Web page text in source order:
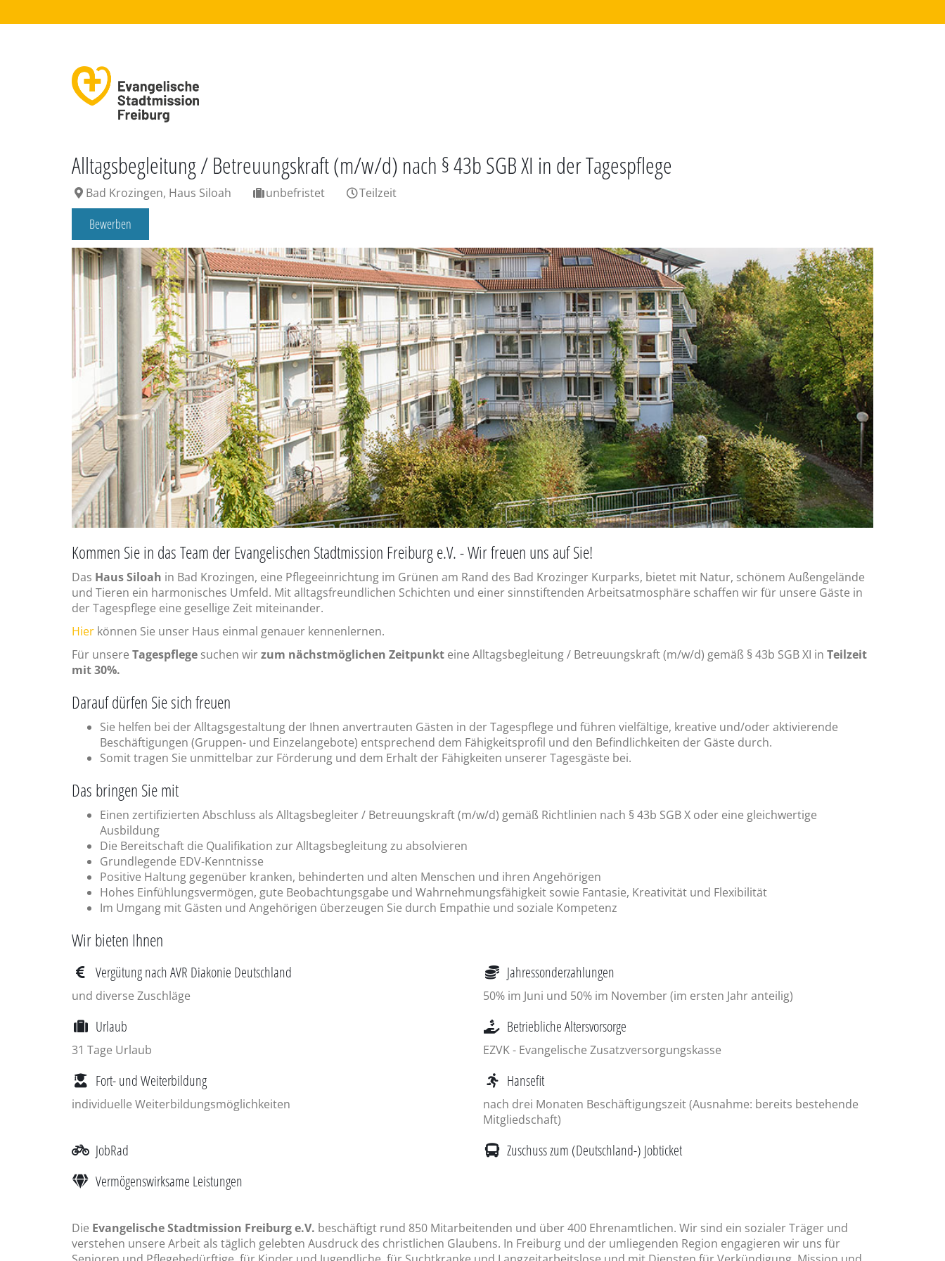
Alltagsbegleitung / Betreuungskraft (m/w/d) nach § 43b SGB XI in der Tagespflege
Bad Krozingen, Haus Siloah unbefristet Teilzeit
Bewerben
Kommen Sie in das Team der Evangelischen Stadtmission Freiburg e.V. - Wir freuen uns auf Sie!
Das Haus Siloah in Bad Krozingen, eine Pflegeeinrichtung im Grünen am Rand des Bad Krozinger Kurparks, bietet mit Natur, schönem Außengelände
und Tieren ein harmonisches Umfeld. Mit alltagsfreundlichen Schichten und einer sinnstiftenden Arbeitsatmosphäre schaffen wir für unsere Gäste in
der Tagespflege eine gesellige Zeit miteinander.
Hier können Sie unser Haus einmal genauer kennenlernen.
Für unsere Tagespflege suchen wirzum nächstmöglichen Zeitpunkt eine Alltagsbegleitung / Betreuungskraft (m/w/d) gemäß § 43b SGB XI in Teilzeit
mit 30%.
Darauf dürfen Sie sich freuen
Sie helfen bei der Alltagsgestaltung der Ihnen anvertrauten Gästen in der Tagespflege und führen vielfältige, kreative und/oder aktivierende
Beschäftigungen (Gruppen- und Einzelangebote) entsprechend dem Fähigkeitsprofil und den Befindlichkeiten der Gäste durch.
Somit tragen Sie unmittelbar zur Förderung und dem Erhalt der Fähigkeiten unserer Tagesgäste bei.
Das bringen Sie mit
Einen zertifizierten Abschluss als Alltagsbegleiter / Betreuungskraft (m/w/d) gemäß Richtlinien nach § 43b SGB X oder eine gleichwertige
Ausbildung
Die Bereitschaft die Qualifikation zur Alltagsbegleitung zu absolvieren
Grundlegende EDV-Kenntnisse
Positive Haltung gegenüber kranken, behinderten und alten Menschen und ihren Angehörigen
Hohes Einfühlungsvermögen, gute Beobachtungsgabe und Wahrnehmungsfähigkeit sowie Fantasie, Kreativität und Flexibilität
Im Umgang mit Gästen und Angehörigen überzeugen Sie durch Empathie und soziale Kompetenz
Wir bieten Ihnen
Vergütung nach AVR Diakonie Deutschland
und diverse Zuschläge
Jahressonderzahlungen
50% im Juni und 50% im November (im ersten Jahr anteilig)
Urlaub
31 Tage Urlaub
Betriebliche Altersvorsorge
EZVK - Evangelische Zusatzversorgungskasse
Fort- und Weiterbildung
individuelle Weiterbildungsmöglichkeiten
Hansefit
nach drei Monaten Beschäftigungszeit (Ausnahme: bereits bestehende
Mitgliedschaft)
JobRad
Zuschuss zum (Deutschland-) Jobticket
Vermögenswirksame Leistungen
Die Evangelische Stadtmission Freiburg e.V. beschäftigt rund 850 Mitarbeitenden und über 400 Ehrenamtlichen. Wir sind ein sozialer Träger und
verstehen unsere Arbeit als täglich gelebten Ausdruck des christlichen Glaubens. In Freiburg und der umliegenden Region engagieren wir uns für